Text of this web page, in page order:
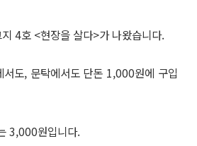
4호 <현장을 살다>가 나왔습니다.
서도, 문탁에서도 단돈 1,000원에 구입
3,000원입니다.